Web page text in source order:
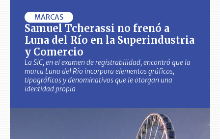
MARCAS
Samuel Tcherassi no frenó a
Luna del Río en la Superindustria
y Comercio
La SIC, en el examen de registrabilidad, encontró que la
marca Luna del Río incorpora elementos gráficos,
tipográficos y denominativos que le otorgan una
identidad propia